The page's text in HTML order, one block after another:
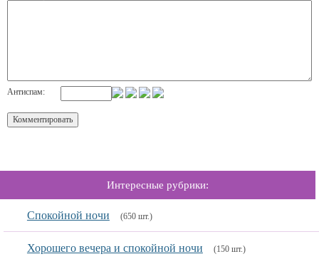
Антиспам:
Интересные рубрики:
Спокойной ночи (650 шт.)
Хорошего вечера и спокойной ночи (150 шт.)